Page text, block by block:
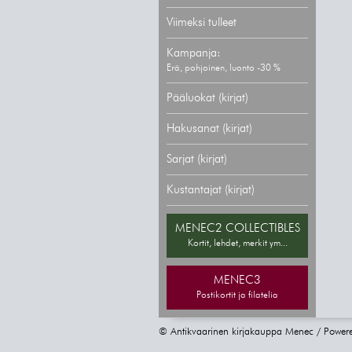
Viimeksi tulleet
Kampanja:
Erä, pohjoinen, luonto -30 %
Pääluokat (kirjat)
Hakusanat (kirjat)
Sarjat (kirjat)
Kustantajat (kirjat)
MENEC2 COLLECTIBLES
Kortit, lehdet, merkit ym...
MENEC3
Postikortit ja filatelia
© Antikvaarinen kirjakauppa Menec /